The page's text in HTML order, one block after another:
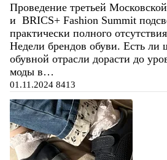
Проведение третьей
и BRICS+ Fashion Summit
практически полного
Недели брендов обуви. Есть ли
обувной отрасли дорасти до
моды в…
01.11.2024 8413